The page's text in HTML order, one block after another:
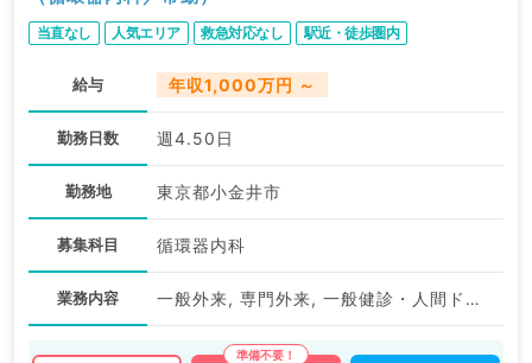
当直なし 人気エリア 救急対応なし 駅近・徒歩圏内
給与 年収1,000万円 ～
勤務日数 週4.50日
勤務地 東京都小金井市
募集科目 循環器内科
業務内容 一般外来, 専門外来, 一般健診・人間ドック